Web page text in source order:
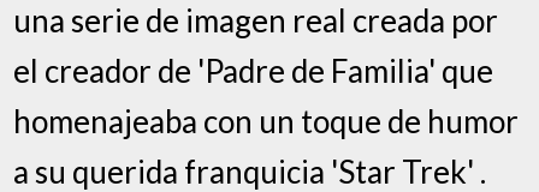
una serie de imagen real creada por
el creador de 'Padre de Familia' que
homenajeaba con un toque de humor
a su querida franquicia 'Star Trek' .